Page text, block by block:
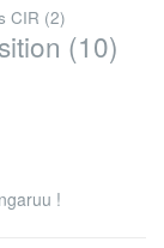
CIR (2)
(10)
!